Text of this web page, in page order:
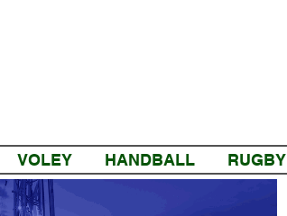
VOLEY HANDBALL RUGBY